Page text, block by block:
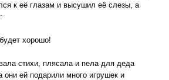
к её глазам и высушил её слезы, а
хорошо!
стихи, плясала и пела для деда
они ей подарили много игрушек и